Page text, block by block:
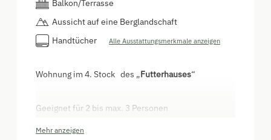
Balkon/Terrasse
Aussicht auf eine Berglandschaft
Handtücher
Alle Ausstattungsmerkmale anzeigen
Wohnung im 4. Stock des „Futterhauses“
Geeignet für 2 bis max. 3 Personen
Erreichbar durch Stiegenaufgang über eine
Mehr anzeigen